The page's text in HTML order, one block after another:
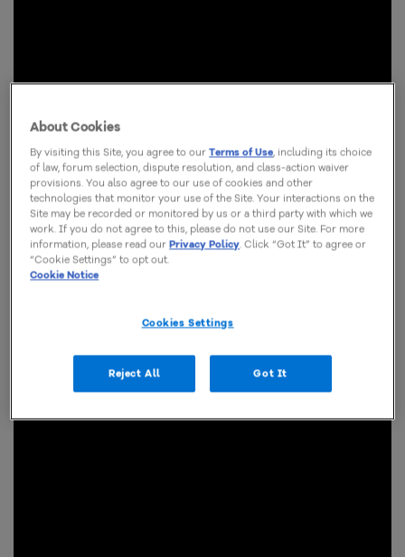
About Cookies
By visiting this Site, you agree to ourTerms of Use, including its choice
of law, forum selection, dispute resolution, and class-action waiver
provisions. You also agree to our use of cookies and other
technologies that monitor your use of the Site. Your interactions on the
Site may be recorded or monitored by us or a third party with which we
work. If you do not agree to this, please do not use our Site. For more
information, please read ourPrivacy Policy. Click “Got It” to agree or
“Cookie Settings” to opt out.
Cookie Notice
Cookies Settings
Reject All Got It